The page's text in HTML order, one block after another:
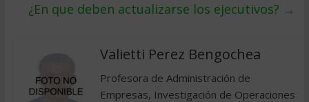
¿En que deben actualizarse los ejecutivos? →
Valietti Perez Bengochea
Profesora de Administración de
Empresas, Investigación de Operaciones